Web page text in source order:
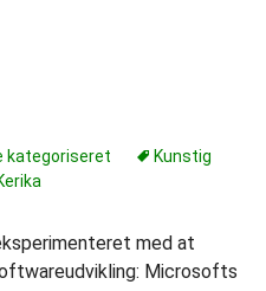
kategoriseret
Kunstig
med at
Microsofts